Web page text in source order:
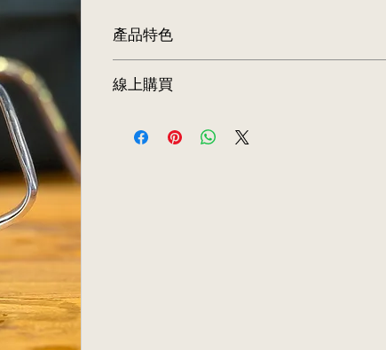
產品特色
 採用硼矽酸玻璃材質，可耐高溫、耐酸鹼
 咖啡、茶葉、花草茶皆適用
線上購買